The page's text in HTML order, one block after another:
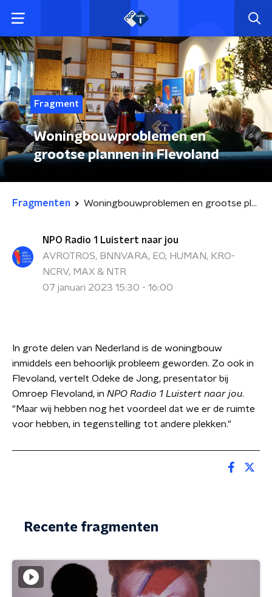
Fragment
Woningbouwproblemen en
grootse plannen in Flevoland
Fragmenten Woningbouwproblemen en grootse plannen in Flevoland
NPO Radio 1 Luistert naar jou
AVROTROS, BNNVARA, EO, HUMAN, KRO-
NCRV, MAX & NTR
07 januari 2023 15:30 - 16:00
In grote delen van Nederland is de woningbouw
inmiddels een behoorlijk probleem geworden. Zo ook in
Flevoland, vertelt Odeke de Jong, presentator bij
Omroep Flevoland, in NPO Radio 1 Luistert naar jou.
"Maar wij hebben nog het voordeel dat we er de ruimte
voor hebben, in tegenstelling tot andere plekken."
Recente fragmenten